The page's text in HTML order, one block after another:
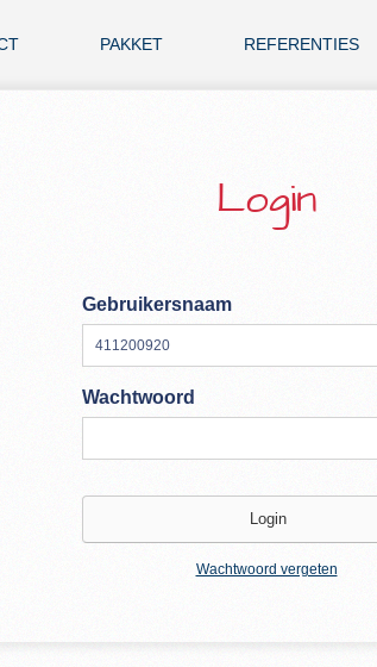
PAKKET REFERENTIES
Login
Gebruikersnaam
Wachtwoord
Wachtwoord vergeten